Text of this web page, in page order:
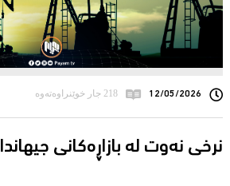
12/05/2026 218 جار خوێنراوەتەوە
نرخى نەوت له‌ بازاڕه‌كانی جیهاندا